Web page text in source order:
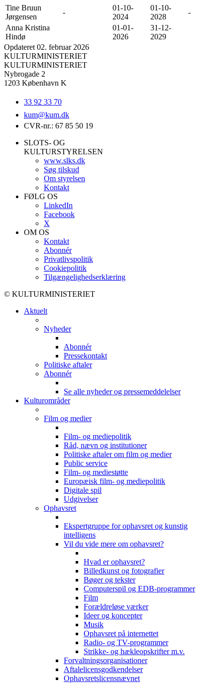
Tine Bruun
Jørgensen
-
01-10-
2024
01-10-
2028
-
Anna Kristina
Hindø
01-01-
2026
31-12-
2029
Opdateret 02. februar 2026
KULTURMINISTERIET
KULTURMINISTERIET
Nybrogade 2
1203 København K
33 92 33 70
kum@kum.dk
CVR-nr.: 67 85 50 19
SLOTS- OG
KULTURSTYRELSEN
www.slks.dk
Søg tilskud
Om styrelsen
Kontakt
FØLG OS
LinkedIn
Facebook
X
OM OS
Kontakt
Abonnér
Privatlivspolitik
Cookiepolitik
Tilgængelighedserklæring
© KULTURMINISTERIET
Aktuelt
Nyheder
Abonnér
Pressekontakt
Politiske aftaler
Abonnér
Se alle nyheder og pressemeddelelser
Kulturområder
Film og medier
Film- og mediepolitik
Råd, nævn og institutioner
Politiske aftaler om film og medier
Public service
Film- og mediestøtte
Europæisk film- og mediepolitik
Digitale spil
Udgivelser
Ophavsret
Ekspertgruppe for ophavsret og kunstig
intelligens
Vil du vide mere om ophavsret?
Hvad er ophavsret?
Billedkunst og fotografier
Bøger og tekster
Computerspil og EDB-programmer
Film
Forældreløse værker
Ideer og koncepter
Musik
Ophavsret på internettet
Radio- og TV-programmer
Strikke- og hækleopskrifter m.v.
Forvaltningsorganisationer
Aftalelicensgodkendelser
Ophavsretslicensnævnet